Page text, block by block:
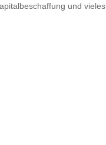
und vieles